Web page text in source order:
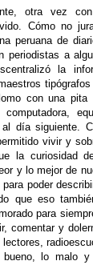
otra vez con
Cómo no
peruana de
a
la
con una
día siguiente.
vivir y
la curiosidad
y lo mejor de
poder
que eso
para
comentar y
bueno, lo malo